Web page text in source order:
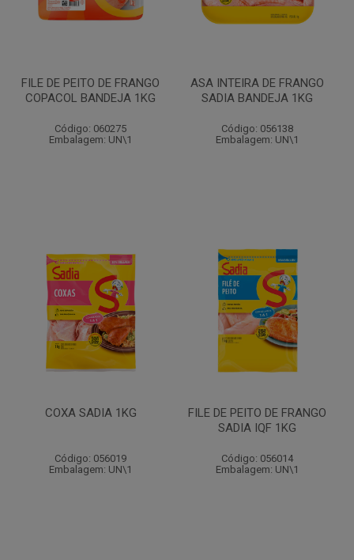
FILE DE PEITO DE FRANGO
COPACOL BANDEJA 1KG
Código: 060275
Embalagem: UN\1
ASA INTEIRA DE FRANGO
SADIA BANDEJA 1KG
Código: 056138
Embalagem: UN\1
COXA SADIA 1KG
Código: 056019
Embalagem: UN\1
FILE DE PEITO DE FRANGO
SADIA IQF 1KG
Código: 056014
Embalagem: UN\1